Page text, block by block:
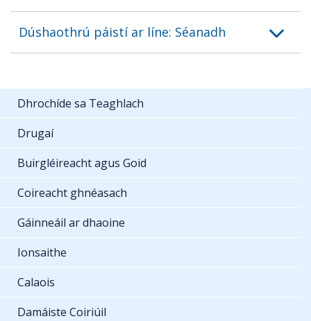
Dúshaothrú páistí ar líne: Séanadh
Dhrochíde sa Teaghlach
Drugaí
Buirgléireacht agus Goid
Coireacht ghnéasach
Gáinneáil ar dhaoine
Ionsaithe
Calaois
Damáiste Coiriúil